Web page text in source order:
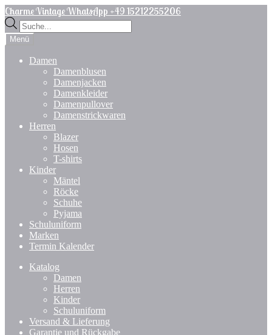
Zur
Navigation
springen
Zum
Inhalt
springen
Charme Vintage WhatsApp +49 15212255206
Products
search
Menü
Damen
Damenblusen
Damenjacken
Damenkleider
Damenpullover
Damenstrickwaren
Herren
Blazer
Hosen
T-shirts
Kinder
Mäntel
Röcke
Schuhe
Pyjama
Schuluniform
Marken
Termin Kalender
Katalog
Damen
Herren
Kinder
Schuluniform
Versand & Lieferung
Garantie und Rückgabe